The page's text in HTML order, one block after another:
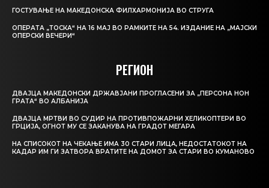
ГОСТУВАЊЕ НА МАКЕДОНСКА ФИЛХАРМОНИЈА ВО СТРУГА
ОПЕРАТА „ТОСКА“ НА 16 МАЈ ВО РАМКИТЕ НА 54. ИЗДАНИЕ НА „МАЈСКИ
ОПЕРСКИ ВЕЧЕРИ“
РЕГИОН
ДВАЈЦА МАКЕДОНСКИ ДРЖАВЈАНИ ПРОГЛАСЕНИ ЗА „ПЕРСОНА НОН
ГРАТА“ ВО АЛБАНИЈА
ДВАЈЦА МРТВИ ВО СУДИР НА ПРОТИВПОЖАРНИ ХЕЛИКОПТЕРИ ВО
ГРЦИЈА, ОГНОТ МУ СЕ ЗАКАНУВА НА ГРАДОТ МЕГАРА
НА СПИСОКОТ НА ЧЕКАЊЕ ИМА 30 СТАРИ ЛИЦА, НЕДОСТАТОКОТ НА
КАДАР ИМ ГИ ЗАТВОРА ВРАТИТЕ НА ДОМОТ ЗА СТАРИ ВО КУМАНОВО